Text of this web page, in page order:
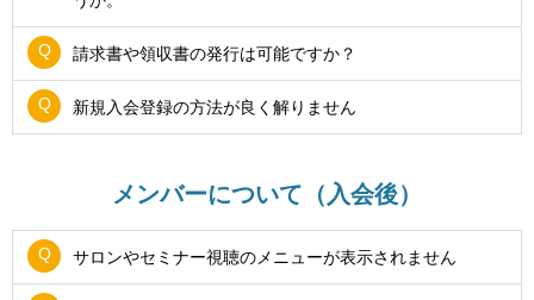
請求書や領収書の発行は可能ですか？
新規入会登録の方法が良く解りません
メンバーについて（入会後）
サロンやセミナー視聴のメニューが表示されません